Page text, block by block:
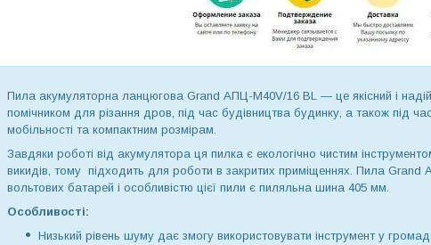
Пила акумуляторна ланцюгова Grand АПЦ-M40V/16 BL — це якісний і
помічником для різання дров, під час будівництва будинку, а також під
мобільності та компактним розмірам.
Завдяки роботі від акумулятора ця пилка є екологічно чистим
викидів, тому підходить для роботи в закритих приміщеннях. Пила Grand
вольтових батарей і особливістю цієї пили є пиляльна шина 405 мм.
Особливості:
Низький рівень шуму дає змогу використовувати інструмент у